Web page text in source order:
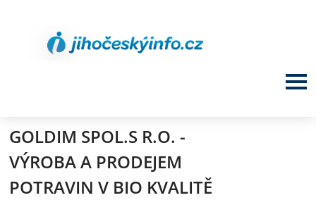
GOLDIM SPOL.S R.O. -
VÝROBA A PRODEJEM
POTRAVIN V BIO KVALITĚ